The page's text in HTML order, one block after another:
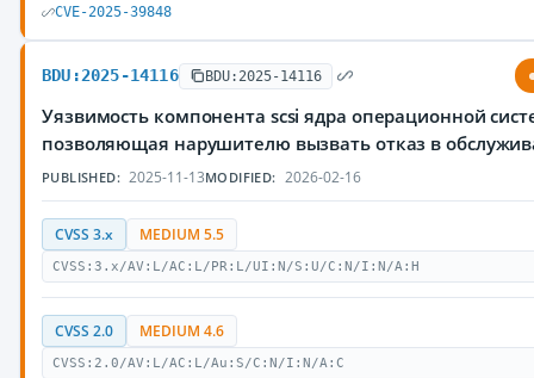
CVE-2025-39848
BDU:2025-14116 BDU:2025-14116
Уязвимость компонента scsi ядра операционной
позволяющая нарушителю вызвать отказ в
PUBLISHED: 2025-11-13MODIFIED: 2026-02-16
CVSS 3.x MEDIUM 5.5
CVSS:3.x/AV:L/AC:L/PR:L/UI:N/S:U/C:N/I:N/A:H
CVSS 2.0 MEDIUM 4.6
CVSS:2.0/AV:L/AC:L/Au:S/C:N/I:N/A:C